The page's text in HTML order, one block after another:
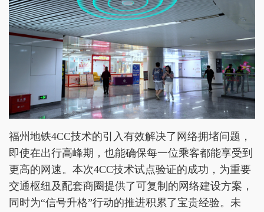
福州地铁4CC技术的引入有效解决了网络拥堵问题，
即使在出行高峰期，也能确保每一位乘客都能享受到
更高的网速。本次4CC技术试点验证的成功，为重要
交通枢纽及配套商圈提供了可复制的网络建设方案，
同时为“信号升格”行动的推进积累了宝贵经验。未